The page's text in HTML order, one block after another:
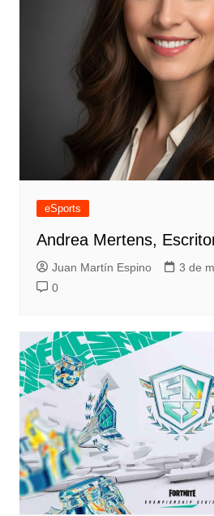
eSports
Andrea Mertens,
Juan Martín Espino
3 de
0